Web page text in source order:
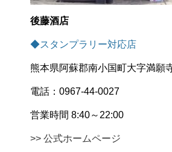
後藤酒店
◆スタンプラリー対応店
熊本県阿蘇郡南小国町大字満願
電話：0967-44-0027
営業時間 8:40～22:00
>> 公式ホームページ